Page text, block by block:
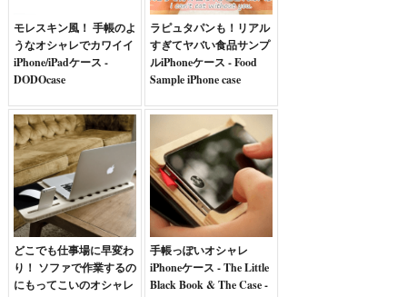
モレスキン風！ 手帳のよ
うなオシャレでカワイイ
iPhone/iPadケース -
DODOcase
ラピュタパンも！リアル
すぎてヤバい食品サンプ
ルiPhoneケース - Food
Sample iPhone case
どこでも仕事場に早変わ
り！ ソファで作業するの
にもってこいのオシャレ
手帳っぽいオシャレ
iPhoneケース - The Little
Black Book & The Case -